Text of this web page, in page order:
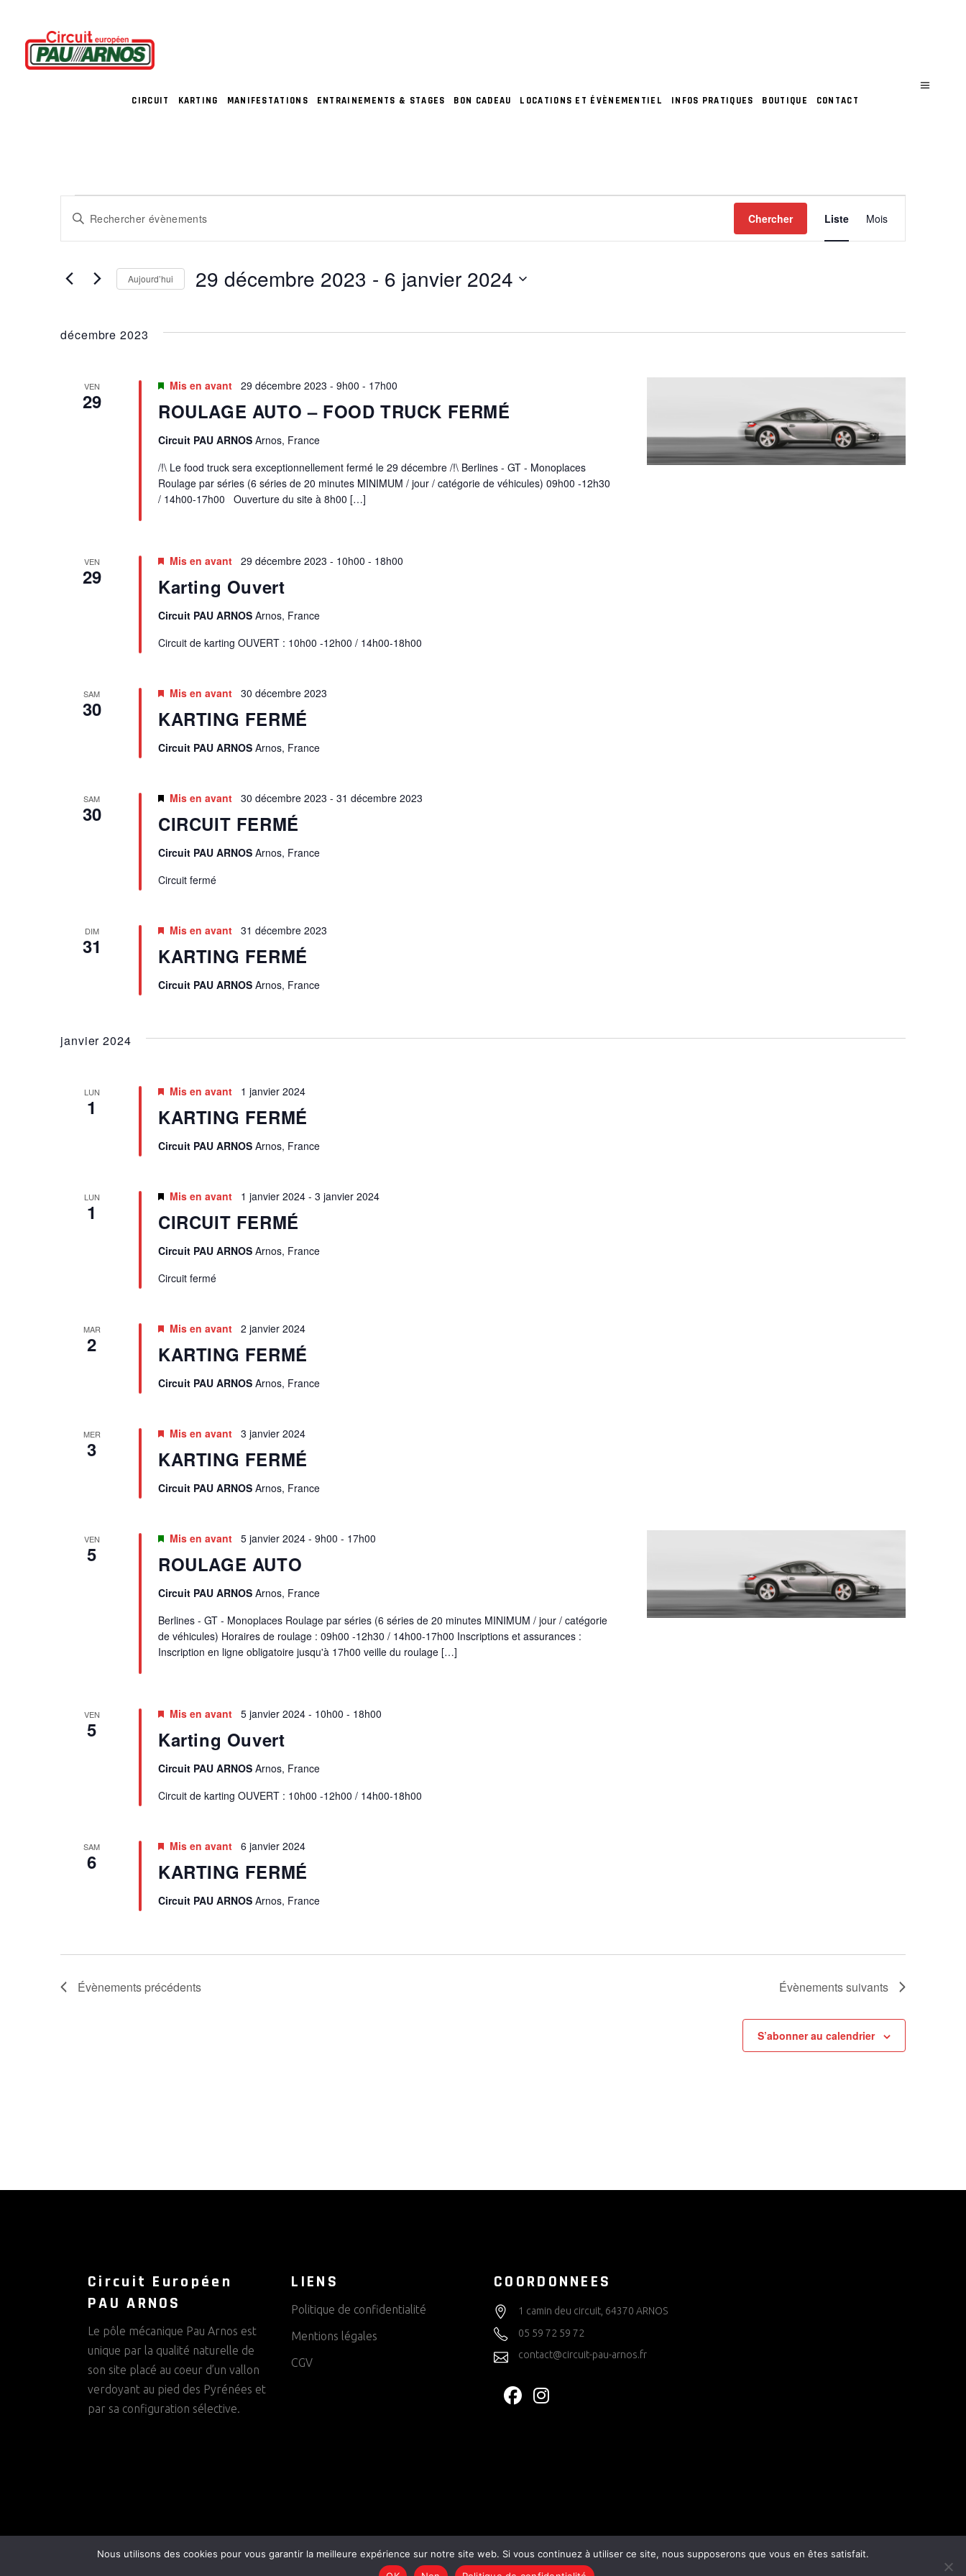
CIRCUIT KARTING MANIFESTATIONS ENTRAINEMENTS & STAGES BON CADEAU LOCATIONS ET ÉVÈNEMENTIEL INFOS PRATIQUES BOUTIQUE CONTACT
ÉVÈNEMENTS
R
E
C
E
S
Saisir
Rechercher
Évènements
mot-
Chercher
N
A
G
A
I
O
Liste Mois
Aujourd’hui 29 décembre 2023 - 6 janvier 2024
décembre 2023
VEN
29 ROULAGE AUTO – FOOD TRUCK FERMÉ
Mis en avant 29 décembre 2023 - 9h00 - 17h00
Circuit PAU ARNOS Arnos, France
/!\ Le food truck sera exceptionnellement fermé le 29 décembre /!\ Berlines - GT - Monoplaces
Roulage par séries (6 séries de 20 minutes MINIMUM / jour / catégorie de véhicules) 09h00 -12h30
/ 14h00-17h00 Ouverture du site à 8h00 […]
VEN
29 Karting Ouvert
Mis en avant 29 décembre 2023 - 10h00 - 18h00
Circuit PAU ARNOS Arnos, France
Circuit de karting OUVERT : 10h00 -12h00 / 14h00-18h00
SAM
30 KARTING FERMÉ
Mis en avant 30 décembre 2023
Circuit PAU ARNOS Arnos, France
SAM
30 CIRCUIT FERMÉ
Mis en avant 30 décembre 2023 - 31 décembre 2023
Circuit PAU ARNOS Arnos, France
Circuit fermé
DIM
31 KARTING FERMÉ
Mis en avant 31 décembre 2023
Circuit PAU ARNOS Arnos, France
janvier 2024
LUN
1 KARTING FERMÉ
Mis en avant 1 janvier 2024
Circuit PAU ARNOS Arnos, France
LUN
1 CIRCUIT FERMÉ
Mis en avant 1 janvier 2024- 3 janvier 2024
Circuit PAU ARNOS Arnos, France
Circuit fermé
MAR
2 KARTING FERMÉ
Mis en avant 2 janvier 2024
Circuit PAU ARNOS Arnos, France
MER
3 KARTING FERMÉ
Mis en avant 3 janvier 2024
Circuit PAU ARNOS Arnos, France
VEN
5 ROULAGE AUTO
Mis en avant 5 janvier 2024 - 9h00 - 17h00
Circuit PAU ARNOS Arnos, France
Berlines - GT - Monoplaces Roulage par séries (6 séries de 20 minutes MINIMUM / jour / catégorie
de véhicules) Horaires de roulage : 09h00 -12h30 / 14h00-17h00 Inscriptions et assurances :
Inscription en ligne obligatoire jusqu'à 17h00 veille du roulage […]
VEN
5 Karting Ouvert
Mis en avant 5 janvier 2024 - 10h00 - 18h00
Circuit PAU ARNOS Arnos, France
Circuit de karting OUVERT : 10h00 -12h00 / 14h00-18h00
SAM
6 KARTING FERMÉ
Mis en avant 6 janvier 2024
Circuit PAU ARNOS Arnos, France
Évènements précédents Évènementssuivants
S’abonner au calendrier
Circuit Européen
PAU ARNOS
Le pôle mécanique Pau Arnos est
unique par la qualité naturelle de
son site placé au coeur d’un vallon
verdoyant au pied des Pyrénées et
par sa configuration sélective.
LIENS
Politique de confidentialité
Mentions légales
CGV
COORDONNEES
1 camin deu circuit, 64370 ARNOS
05 59 72 59 72
contact@circuit-pau-arnos.fr
Nous utilisons des cookies pour vous garantir la meilleure expérience sur notre site web. Si vous continuez à utiliser ce site, nous supposerons que vous en êtes satisfait.